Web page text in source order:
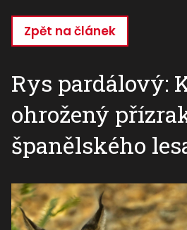
hlavnímu
Zpět na článek
Rys pardálový:
ohrožený
španělského